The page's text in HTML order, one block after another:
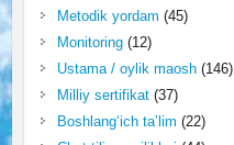
Metodik yordam (45)
Monitoring(12)
Ustama / oylik maosh(146)
Milliy sertifikat(37)
Boshlang‘ich ta’lim (22)